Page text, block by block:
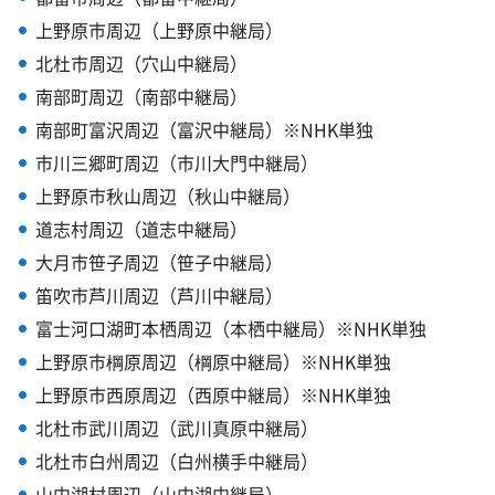
上野原市周辺（上野原中継局）
北杜市周辺（穴山中継局）
南部町周辺（南部中継局）
南部町富沢周辺（富沢中継局）※NHK単独
市川三郷町周辺（市川大門中継局）
上野原市秋山周辺（秋山中継局）
道志村周辺（道志中継局）
大月市笹子周辺（笹子中継局）
笛吹市芦川周辺（芦川中継局）
富士河口湖町本栖周辺（本栖中継局）※NHK単独
上野原市棡原周辺（棡原中継局）※NHK単独
上野原市西原周辺（西原中継局）※NHK単独
北杜市武川周辺（武川真原中継局）
北杜市白州周辺（白州横手中継局）